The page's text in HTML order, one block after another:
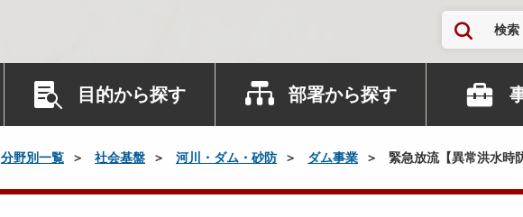
検索
目的から探す 部署から探す
分野別一覧 社会基盤 河川・ダム・砂防 ダム事業 緊急放流【異常洪水時